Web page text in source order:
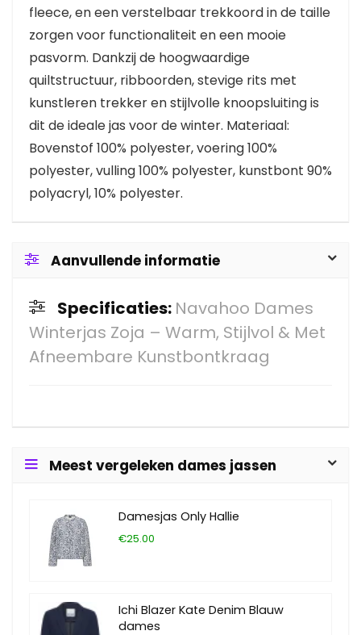
fleece, en een verstelbaar trekkoord in de taille
zorgen voor functionaliteit en een mooie
pasvorm. Dankzij de hoogwaardige
quiltstructuur, ribboorden, stevige rits met
kunstleren trekker en stijlvolle knoopsluiting is
dit de ideale jas voor de winter. Materiaal:
Bovenstof 100% polyester, voering 100%
polyester, vulling 100% polyester, kunstbont 90%
polyacryl, 10% polyester.
Aanvullende informatie
Specificaties: Navahoo Dames
Winterjas Zoja – Warm, Stijlvol & Met
Afneembare Kunstbontkraag
Meest vergeleken dames jassen
Damesjas Only Hallie
€25.00
Ichi Blazer Kate Denim Blauw
dames